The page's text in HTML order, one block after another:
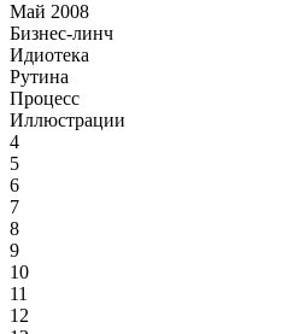
Май 2008
Бизнес-линч
Идиотека
Рутина
Процесс
Иллюстрации
4
5
6
7
8
9
10
11
12